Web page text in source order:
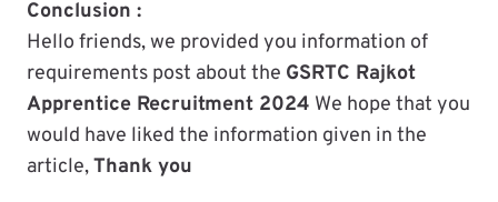
Conclusion :
Hello friends, we provided you information of
requirements post about the GSRTC Rajkot
Apprentice Recruitment 2024 We hope that you
would have liked the information given in the
article,Thank you